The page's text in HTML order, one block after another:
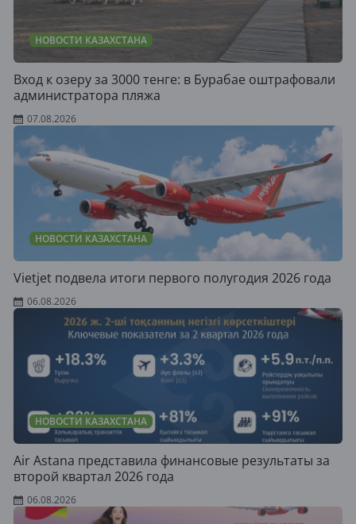
НОВОСТИ КАЗАХСТАНА
Вход к озеру за 3000 тенге: в Бурабае оштрафовали
администратора пляжа
07.08.2026
НОВОСТИ КАЗАХСТАНА
Vietjet подвела итоги первого полугодия 2026 года
06.08.2026
НОВОСТИ КАЗАХСТАНА
Air Astana представила финансовые результаты за
второй квартал 2026 года
06.08.2026